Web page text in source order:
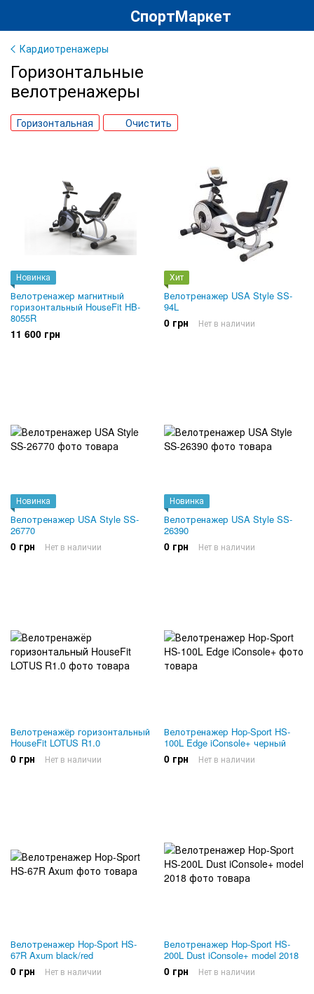
СпортМаркет
Кардиотренажеры
Горизонтальные
велотренажеры
Горизонтальная Очистить
Новинка
Велотренажер магнитный
горизонтальный HouseFit HB-
8055R
11 600 грн
Хит
Велотренажер USA Style SS-
94L
0 грн Нет в наличии
Новинка
Велотренажер USA Style SS-
26770
0 грн Нет в наличии
Новинка
Велотренажер USA Style SS-
26390
0 грн Нет в наличии
Велотренажёр горизонтальный
HouseFit LOTUS R1.0
0 грн Нет в наличии
Велотренажер Hop-Sport HS-
100L Edge iConsole+ черный
0 грн Нет в наличии
Велотренажер Hop-Sport HS-
67R Axum black/red
0 грн Нет в наличии
Велотренажер Hop-Sport HS-
200L Dust iConsole+ model 2018
0 грн Нет в наличии